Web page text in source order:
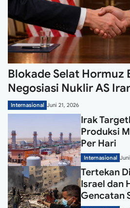
Blokade Selat Hormuz
Negosiasi Nuklir AS
Internasional Juni 21, 2026
Irak
Produksi
Per Hari
Internasional
Tertekan
Israel dan
Gencatan